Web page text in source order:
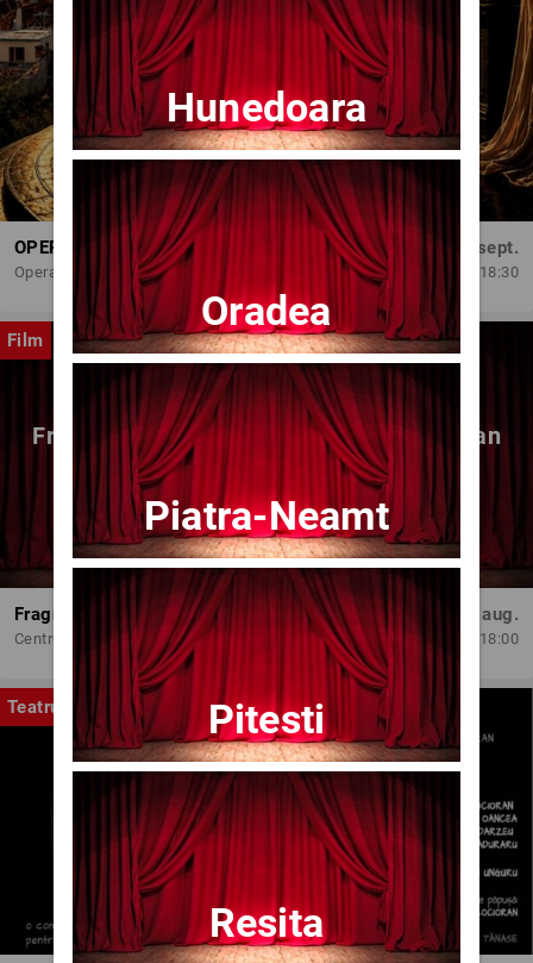
OPERA BRAȘOV ESTIVAL – DANCING SUMMER - SPECTACOL DE BALET
Opera Brasov
Dum, 6 sept.
18:30
Film
Fragmente dintr-un atelier – (regia Bogdan
Mureșanu) – AG
Fragmente dintr-un atelier – (regia Bogdan Mureșanu) – AG
Centrul Internațional de Artă Contemporană - Baia Turcească Iași
Dum, 30 aug.
18:00
Teatru
Hunedoara
Oradea
Piatra-Neamt
Pitesti
Resita